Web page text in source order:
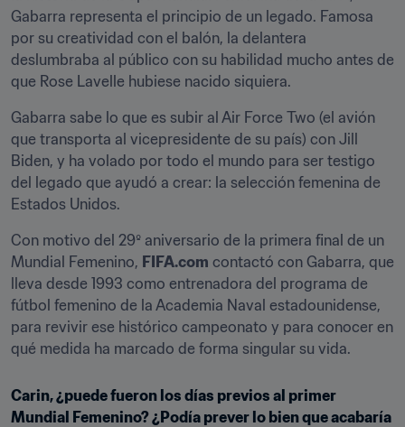
Gabarra representa el principio de un legado. Famosa
por su creatividad con el balón, la delantera
deslumbraba al público con su habilidad mucho antes de
que Rose Lavelle hubiese nacido siquiera.
Gabarra sabe lo que es subir al Air Force Two (el avión
que transporta al vicepresidente de su país) con Jill
Biden, y ha volado por todo el mundo para ser testigo
del legado que ayudó a crear: la selección femenina de
Estados Unidos.
Con motivo del 29º aniversario de la primera final de un
Mundial Femenino, FIFA.com contactó con Gabarra, que
lleva desde 1993 como entrenadora del programa de
fútbol femenino de la Academia Naval estadounidense,
para revivir ese histórico campeonato y para conocer en
qué medida ha marcado de forma singular su vida.
Carin, ¿puede fueron los días previos al primer
Mundial Femenino? ¿Podía prever lo bien que acabaría